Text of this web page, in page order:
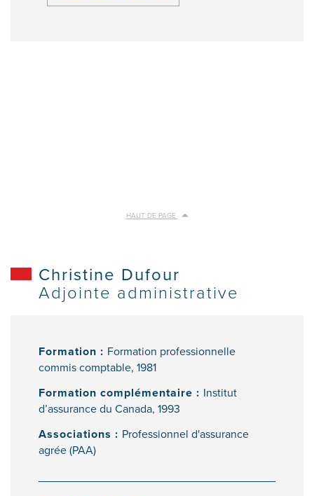
HAUT DE PAGE
Christine Dufour
Adjointe administrative
Formation : Formation professionnelle
commis comptable, 1981
Formation complémentaire : Institut
d’assurance du Canada, 1993
Associations : Professionnel d'assurance
agrée (PAA)